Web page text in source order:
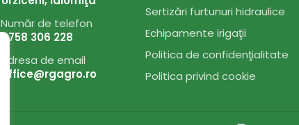
Număr de telefon
0758 306 228
Adresa de email
office@rgagro.ro
Sertizări furtunuri hidraulice
Echipamente irigaţii
Politica de confidenţialitate
Politica privind cookie